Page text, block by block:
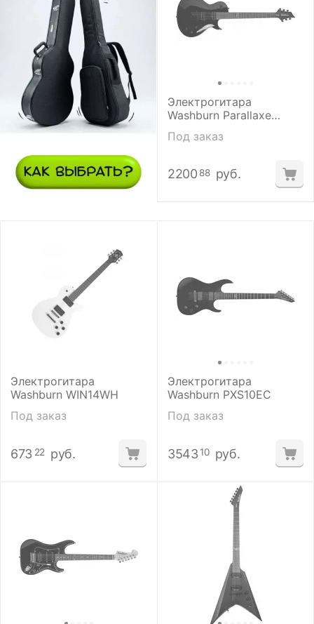
Электрогитара
Washburn Parallaxe
PXL100B
Под заказ
2200 88 руб.
Электрогитара
Washburn WIN14WH
Под заказ
673 22 руб.
Электрогитара
Washburn PXS10EC
Под заказ
3543 10 руб.